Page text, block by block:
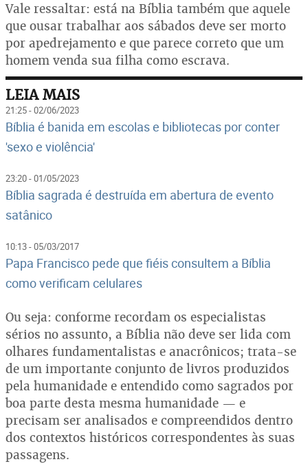
Vale ressaltar: está na Bíblia também que aquele
que ousar trabalhar aos sábados deve ser morto
por apedrejamento e que parece correto que um
homem venda sua filha como escrava.
LEIA MAIS
21:25 - 02/06/2023
Bíblia é banida em escolas e bibliotecas por conter
'sexo e violência'
23:20 - 01/05/2023
Bíblia sagrada é destruída em abertura de evento
satânico
10:13 - 05/03/2017
Papa Francisco pede que fiéis consultem a Bíblia
como verificam celulares
Ou seja: conforme recordam os especialistas
sérios no assunto, a Bíblia não deve ser lida com
olhares fundamentalistas e anacrônicos; trata-se
de um importante conjunto de livros produzidos
pela humanidade e entendido como sagrados por
boa parte desta mesma humanidade — e
precisam ser analisados e compreendidos dentro
dos contextos históricos correspondentes às suas
passagens.